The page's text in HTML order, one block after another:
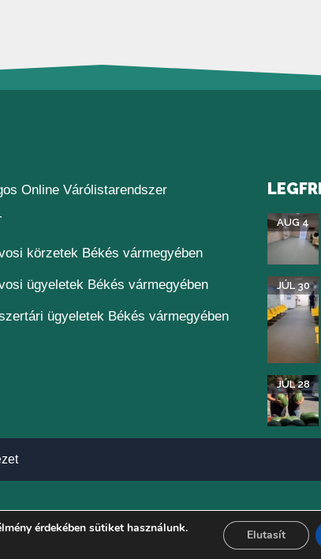
Online Várólistarendszer(új ablakban nyílik meg)
(új ablakban nyílik meg)
körzetek Békés vármegyében
ügyeletek Békés vármegyében
ügyeletek Békés vármegyében
AUG 4
JÚL 30
JÚL 28
érdekében sütiket használunk.
Elutasít